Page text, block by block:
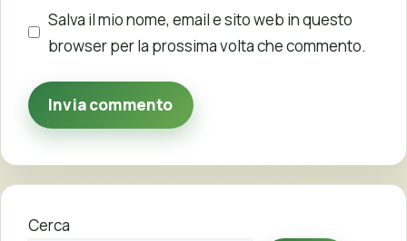
Salva il mio nome, email e sito web in questo
browser per la prossima volta che commento.
Cerca